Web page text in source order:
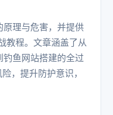
理与危害，并提供
教程。文章涵盖了从
鱼网站搭建的全过
，提升防护意识，